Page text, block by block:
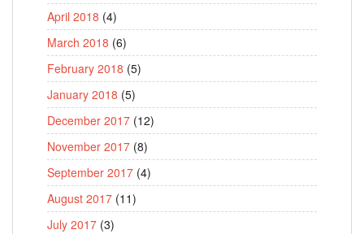
April 2018 (4)
March 2018 (6)
February 2018 (5)
January 2018 (5)
December 2017 (12)
November 2017 (8)
September 2017 (4)
August 2017 (11)
July 2017 (3)